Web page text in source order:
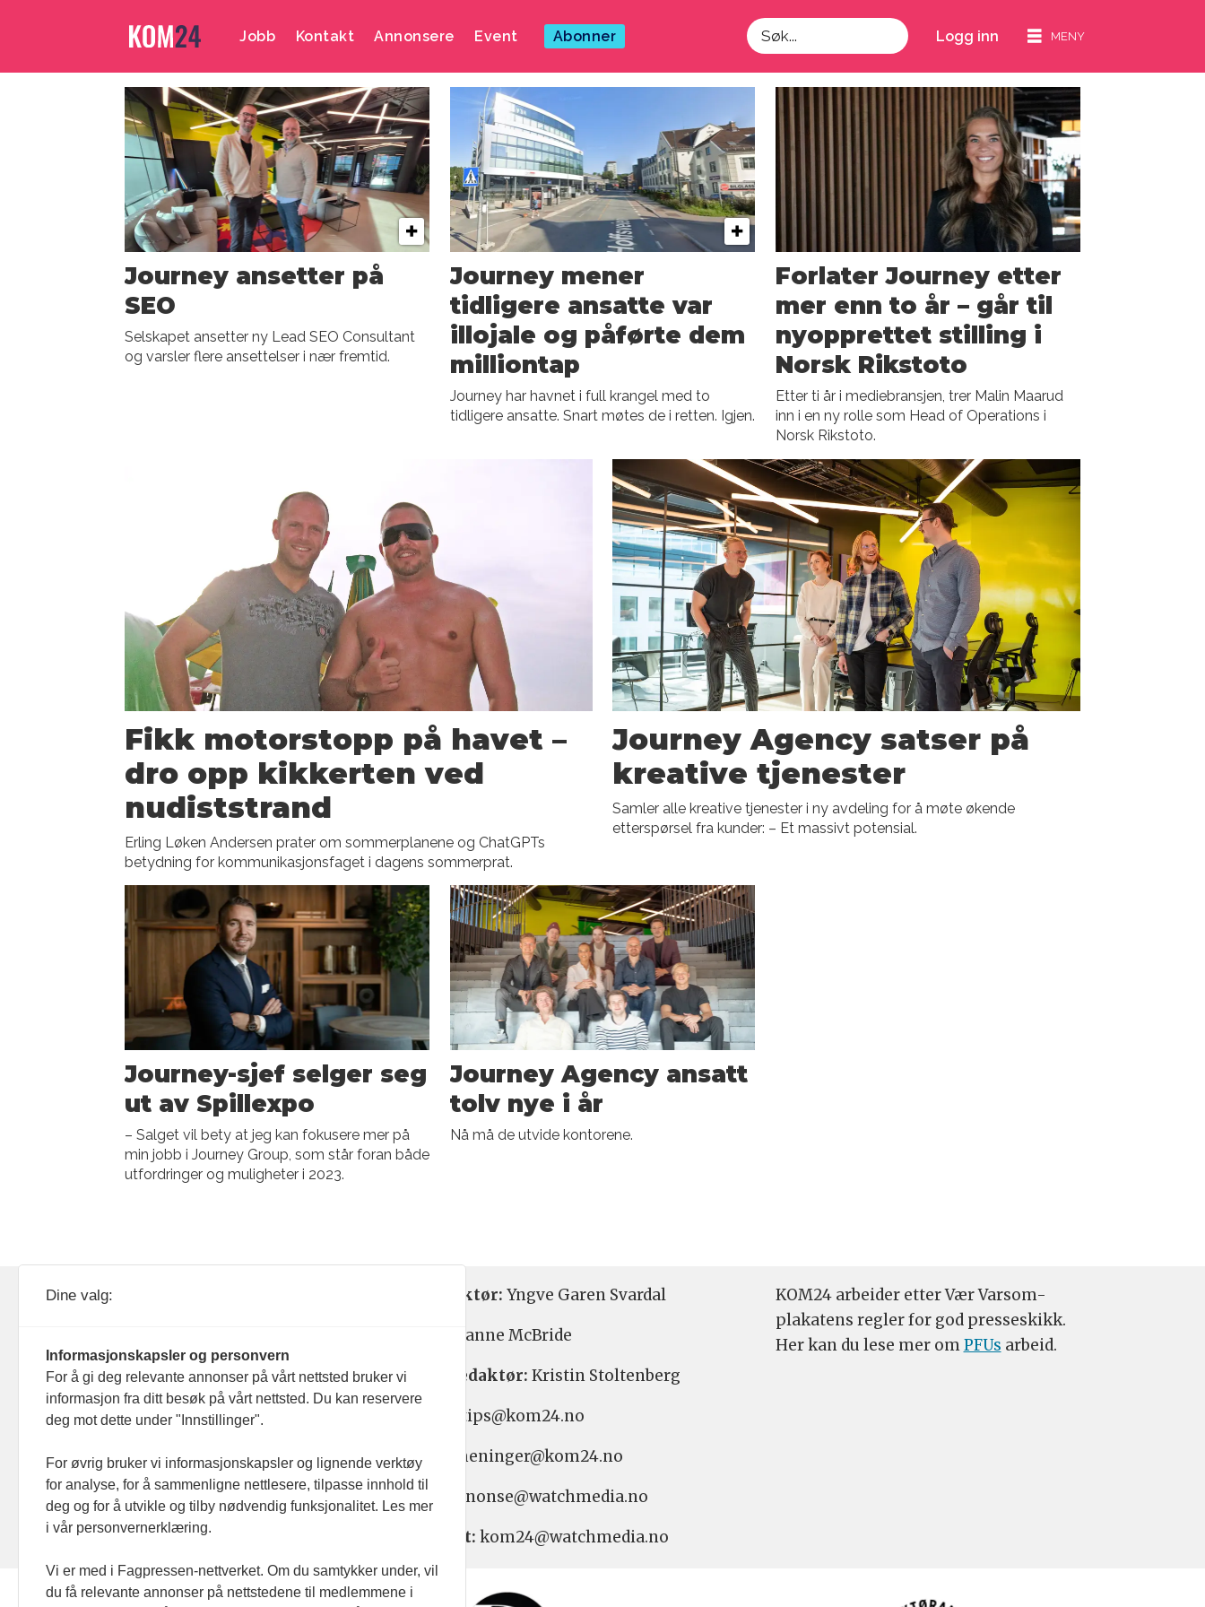
Jobb Kontakt Annonsere Event Abonner
Søk
Logg inn
Emne:
journey
agency
Journey ansetter på
SEO
Selskapet ansetter ny Lead SEO Consultant
og varsler flere ansettelser i nær fremtid.
Journey mener
tidligere ansatte var
illojale og påførte dem
milliontap
Journey har havnet i full krangel med to
tidligere ansatte. Snart møtes de i retten. Igjen.
Forlater Journey etter
mer enn to år – går til
nyopprettet stilling i
Norsk Rikstoto
Etter ti år i mediebransjen, trer Malin Maarud
inn i en ny rolle som Head of Operations i
Norsk Rikstoto.
Fikk motorstopp på havet –
dro opp kikkerten ved
nudiststrand
Erling Løken Andersen prater om sommerplanene og ChatGPTs
betydning for kommunikasjonsfaget i dagens sommerprat.
Journey Agency satser på
kreative tjenester
Samler alle kreative tjenester i ny avdeling for å møte økende
etterspørsel fra kunder: – Et massivt potensial.
Journey-sjef selger seg
ut av Spillexpo
– Salget vil bety at jeg kan fokusere mer på
min jobb i Journey Group, som står foran både
utfordringer og muligheter i 2023.
Journey Agency ansatt
tolv nye i år
Nå må de utvide kontorene.
093 182
Nyhetsredaktør: Yngve Garen Svardal
Hanne McBride
Ansvarlig redaktør: Kristin Stoltenberg
Nyhetstips: tips@kom24.no
Meninger: meninger@kom24.no
Annonse: annonse@watchmedia.no
Abonnement: kom24@watchmedia.no
KOM24 arbeider etter Vær Varsom-
plakatens regler for god presseskikk.
Her kan du lese mer omPFUs arbeid.
Dine valg:
Informasjonskapsler og personvern
For å gi deg relevante annonser på vårt nettsted bruker vi
informasjon fra ditt besøk på vårt nettsted. Du kan reservere
deg mot dette under "Innstillinger".
For øvrig bruker vi informasjonskapsler og lignende verktøy
for analyse, for å sammenligne nettlesere, tilpasse innhold til
deg og for å utvikle og tilby nødvendig funksjonalitet. Les mer
i vår personvernerklæring.
Vi er med i Fagpressen-nettverket. Om du samtykker under, vil
du få relevante annonser på nettstedene til medlemmene i